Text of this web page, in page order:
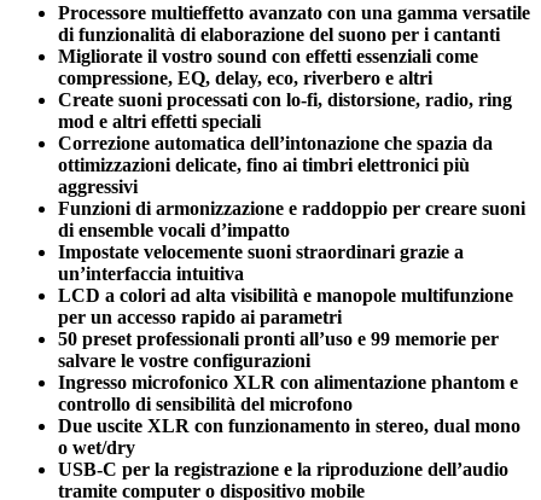
Processore multieffetto avanzato con una gamma versatile
di funzionalità di elaborazione del suono per i cantanti
Migliorate il vostro sound con effetti essenziali come
compressione, EQ, delay, eco, riverbero e altri
Create suoni processati con lo-fi, distorsione, radio, ring
mod e altri effetti speciali
Correzione automatica dell’intonazione che spazia da
ottimizzazioni delicate, fino ai timbri elettronici più
aggressivi
Funzioni di armonizzazione e raddoppio per creare suoni
di ensemble vocali d’impatto
Impostate velocemente suoni straordinari grazie a
un’interfaccia intuitiva
LCD a colori ad alta visibilità e manopole multifunzione
per un accesso rapido ai parametri
50 preset professionali pronti all’uso e 99 memorie per
salvare le vostre configurazioni
Ingresso microfonico XLR con alimentazione phantom e
controllo di sensibilità del microfono
Due uscite XLR con funzionamento in stereo, dual mono
o wet/dry
USB-C per la registrazione e la riproduzione dell’audio
tramite computer o dispositivo mobile